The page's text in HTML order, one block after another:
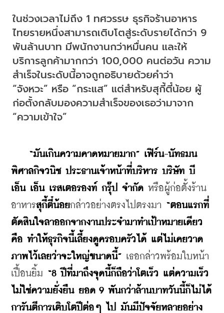
ในช่วงเวลาไม่ถึง 1 ทศวรรษ ธุรกิจร้านอาหาร
ไทยรายหนึ่งสามารถเติบโตสู่ระดับรายได้กว่า 9
พันล้านบาท มีพนักงานกว่าหมื่นคน และให้
บริการลูกค้ามากกว่า 100,000 คนต่อวัน ความ
สำเร็จในระดับนี้อาจถูกอธิบายด้วยคำว่า
“จังหวะ” หรือ “กระแส” แต่สำหรับสุกี้ตี๋น้อย ผู้
ก่อตั้งกลับมองความสำเร็จของเธอว่ามาจาก
“ความเข้าใจ”
“มันเกินความคาดหมายมาก” เฟิร์น-นัทธมน
พิศาลกิจวนิช ประธานเจ้าหน้าที่บริหาร บริษัท บี
เอ็น เอ็น เรสเตอรองท์ กรุ๊ป จำกัด หรือผู้ก่อตั้งร้าน
อาหารสุกี้ตี๋น้อยกล่าวอย่างตรงไปตรงมา “ตอนแรกที่
ตัดสินใจลาออกจากงานประจำมาทำเป้าหมายเดียว
คือ ทำให้ธุรกิจนี้เลี้ยงดูครอบครัวได้ แต่ไม่เคยวาด
ภาพไว้เลยว่าจะใหญ่ขนาดนี้” เธอกล่าวพร้อมใบหน้า
เปื้อนยิ้ม “8 ปีที่มาถึงจุดนี้ก็ถือว่าโตเร็ว แต่ความเร็ว
ไม่ใช่ความยั่งยืน ยอด 9 พันกว่าล้านบาทวันนี้ก็ไม่ได้
การันตีการเติบโตปีต่อๆ ไป มันมีปัจจัยหลายอย่าง